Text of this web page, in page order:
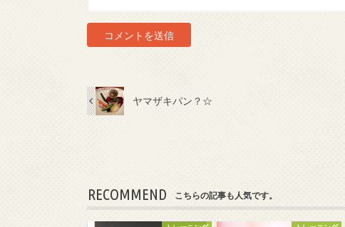
ヤマザキパン？☆
RECOMMEND こちらの記事も人気です。